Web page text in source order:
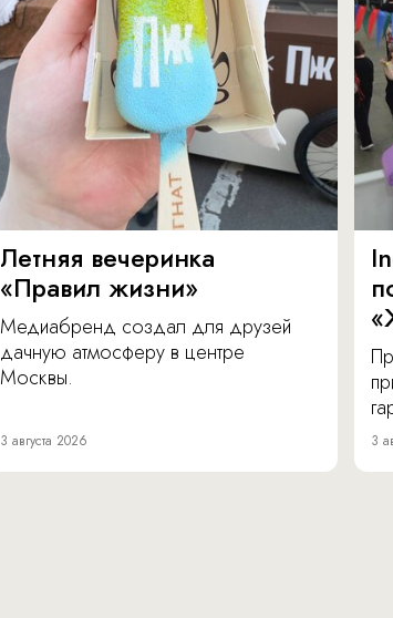
Летняя вечеринка
«Правил жизни»
Медиабренд создал для друзей
дачную атмосферу в центре
Москвы.
3 августа 2026 3